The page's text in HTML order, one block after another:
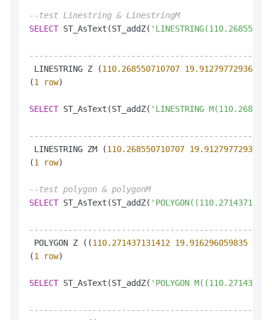
--test Linestring & LinestringM
SELECT ST_AsText(ST_addZ(
LINESTRING Z (110.268550710707 19.912797729366
(1 row)
SELECT ST_AsText(ST_addZ( 'LINESTRING
LINESTRING ZM (110.268550710707 19.912797729366
(1 row)
--test polygon & polygonM
SELECT ST_AsText(ST_addZ(
POLYGON Z ((110.271437131412 19.916296059835
(1 row)
SELECT ST_AsText(ST_addZ( 'POLYGON